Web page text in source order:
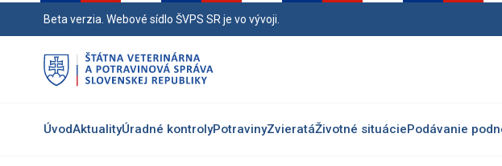
Beta verzia. Webové sídlo ŠVPS SR je vo vývoji.
ÚvodAktualityÚradné kontrolyPotravinyZvieratáŽivotné situáciePodávanie